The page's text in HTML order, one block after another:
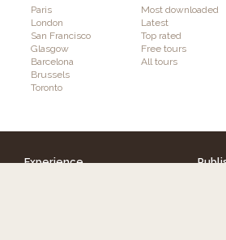
Paris
London
San Francisco
Glasgow
Barcelona
Brussels
Toronto
Most downloaded
Latest
Top rated
Free tours
All tours
Experience